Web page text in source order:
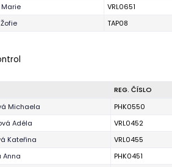
VRL0651
TAP08
REG. ČÍSLO
Michaela PHK0550
Adéla VRL0452
Kateřina VRL0455
Anna PHK0451